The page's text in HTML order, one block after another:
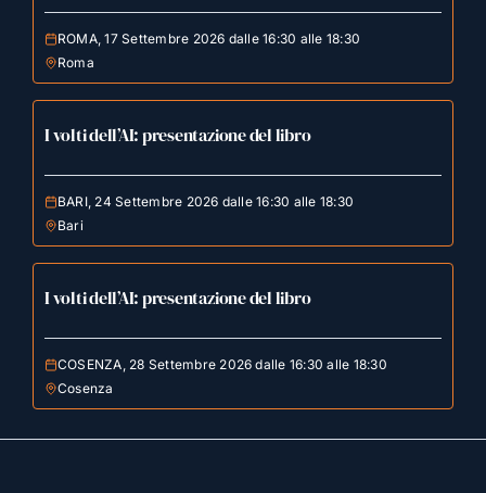
ROMA, 17 Settembre 2026 dalle 16:30 alle 18:30
Roma
I volti dell’AI: presentazione del libro
BARI, 24 Settembre 2026 dalle 16:30 alle 18:30
Bari
I volti dell’AI: presentazione del libro
COSENZA, 28 Settembre 2026 dalle 16:30 alle 18:30
Cosenza